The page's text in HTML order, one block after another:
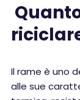
Il rame è uno
alle sue